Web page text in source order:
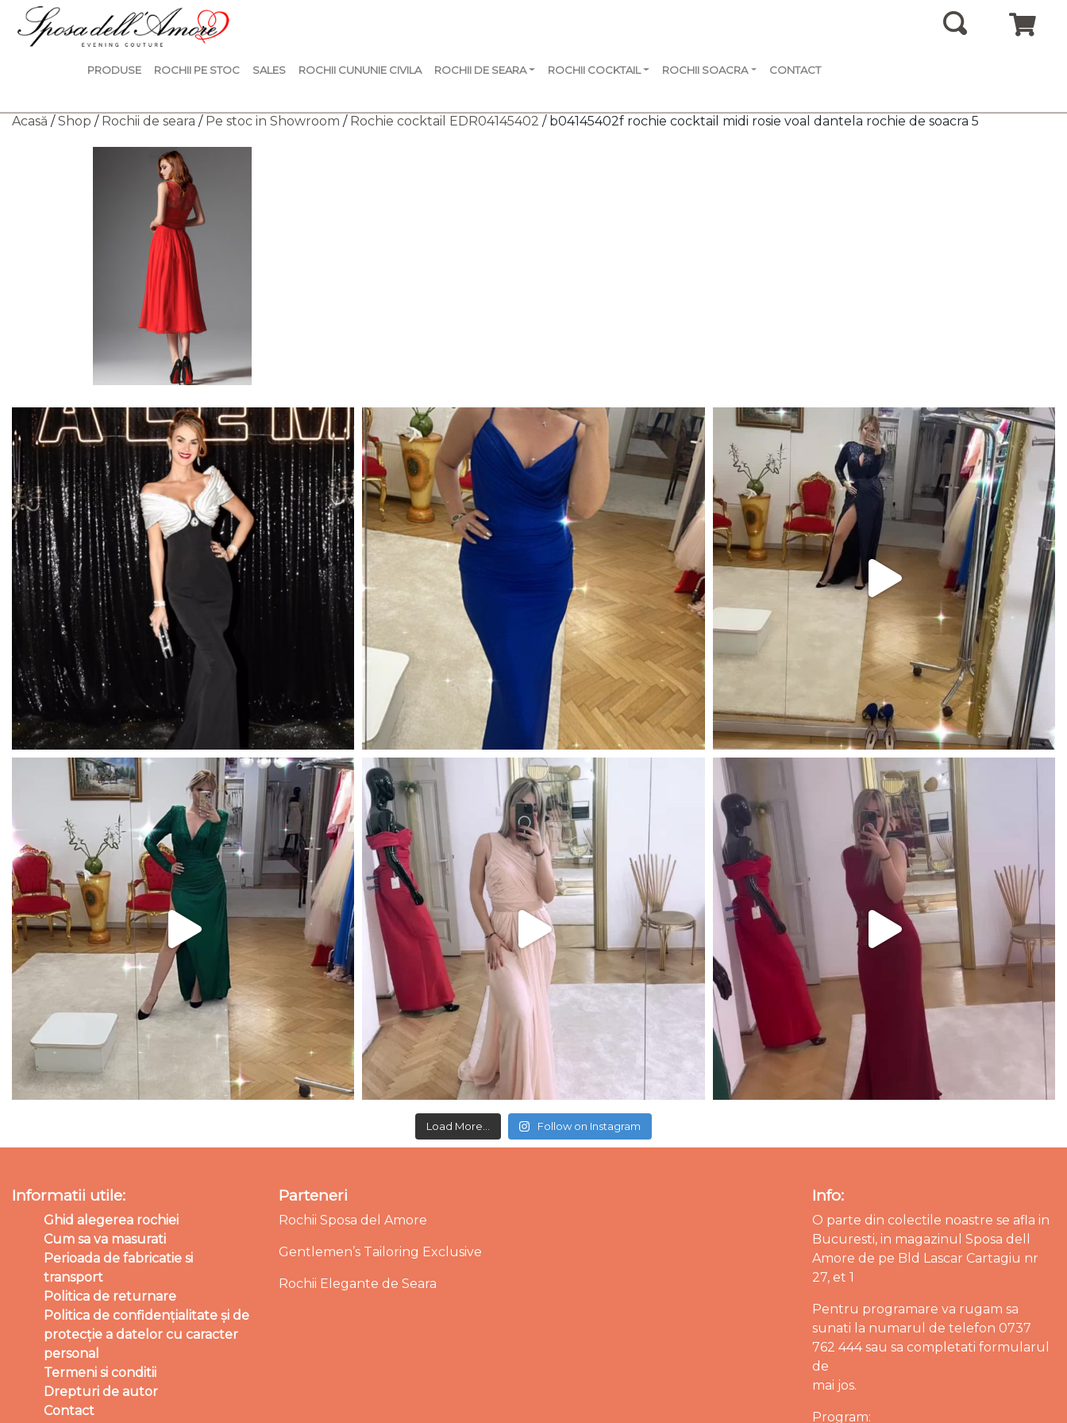
PRODUSE ROCHII PE STOC SALES ROCHII CUNUNIE CIVILA ROCHII DE SEARA ROCHII COCKTAIL ROCHII SOACRA CONTACT
Acasă /Shop / Rochii de seara / Pe stoc in Showroom / Rochie cocktail EDR04145402 / b04145402f rochie cocktail midi rosie voal dantela rochie de soacra 5
Load More... Follow on Instagram
Informatii utile:
Ghid alegerea rochiei
Cum sa va masurati
Perioada de fabricatie si
transport
Politica de returnare
Politica de confidențialitate și de
protecție a datelor cu caracter
personal
Termeni si conditii
Drepturi de autor
Contact
Parteneri
Rochii Sposa del Amore
Gentlemen’s Tailoring Exclusive
Rochii Elegante de Seara
Info:
O parte din colectile noastre se afla in
Bucuresti, in magazinul Sposa dell
Amore de pe Bld Lascar Cartagiu nr
27, et 1
Pentru programare va rugam sa
sunati la numarul de telefon 0737
762 444 sau sa completati formularul
de
mai jos.
Program: